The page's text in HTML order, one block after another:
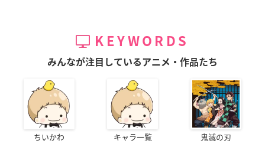
KEYWORDS
みんなが注目しているアニメ・作品たち
ちいかわ キャラ一覧 鬼滅の刃